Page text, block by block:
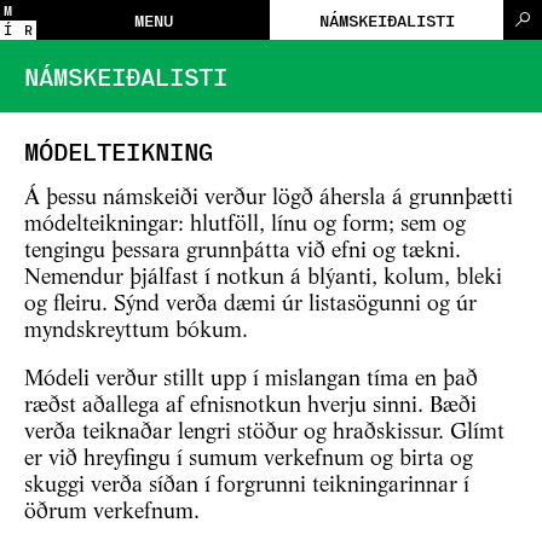
M
Í
R MENU NÁMSKEIÐALISTI
NÁMSKEIÐALISTI
MÓDELTEIKNING
Á þessu námskeiði verður lögð áhersla á grunnþætti
módelteikningar: hlutföll, línu og form; sem og
tengingu þessara grunnþátta við efni og tækni.
Nemendur þjálfast í notkun á blýanti, kolum, bleki
og fleiru. Sýnd verða dæmi úr listasögunni og úr
myndskreyttum bókum.
Módeli verður stillt upp í mislangan tíma en það
ræðst aðallega af efnisnotkun hverju sinni. Bæði
verða teiknaðar lengri stöður og hraðskissur. Glímt
er við hreyfingu í sumum verkefnum og birta og
skuggi verða síðan í forgrunni teikningarinnar í
öðrum verkefnum.